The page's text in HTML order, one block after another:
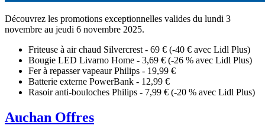
Découvrez les promotions exceptionnelles valides du lundi 3
novembre au jeudi 6 novembre 2025.
Friteuse à air chaud Silvercrest - 69 € (-40 € avec Lidl Plus)
Bougie LED Livarno Home - 3,69 € (-26 % avec Lidl Plus)
Fer à repasser vapeaur Philips - 19,99 €
Batterie externe PowerBank - 12,99 €
Rasoir anti-bouloches Philips - 7,99 € (-20 % avec Lidl Plus)
Auchan Offres